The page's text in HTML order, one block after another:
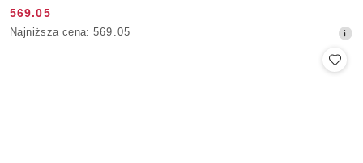
Cena
promocyjna:
569.05
Najniższa
Najniższa cena: 569.05